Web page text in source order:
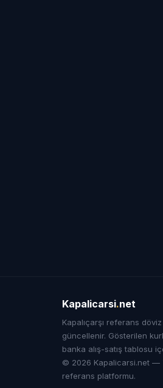
Kapalicarsi.net
Kapalıçarşı referans
güncellenir. Gösterilen
banka alış-satış tablosu
© 2026 Kapalicarsi.net —
referans platformu.